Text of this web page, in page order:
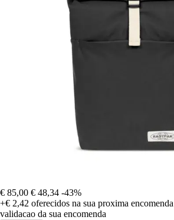
€ 85,00 € 48,34 -43%
+€ 2,42 oferecidos na sua proxima encomenda
validacao da sua encomenda